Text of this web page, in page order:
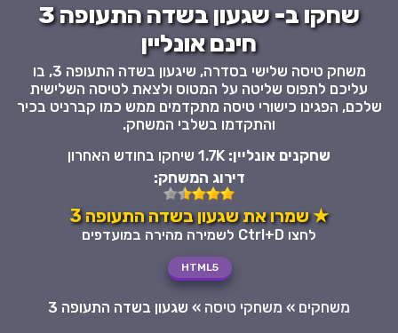
שחקו ב- שגעון בשדה התעופה 3
חינם אונליין
משחק טיסה שלישי בסדרה, שיגעון בשדה התעופה 3, בו
עליכם לתפוס שליטה על המטוס ולצאת לטיסה השלישית
שלכם, הפגינו כישורי טיסה מתקדמים ממש כמו קברניט בכיר
והתקדמו בשלבי המשחק.
שחקנים אונליין: 1.7K שיחקו בחודש האחרון
דירוג המשחק:
★ שמרו את שגעון בשדה התעופה 3
לחצו Ctrl+D לשמירה מהירה במועדפים
HTML5
משחקים » משחקי טיסה » שגעון בשדה התעופה 3